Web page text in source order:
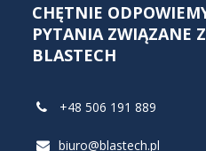
CHĘTNIE
PYTANIA ZWIĄZANE
BLASTECH
+48 506 191 889
biuro@blastech.pl